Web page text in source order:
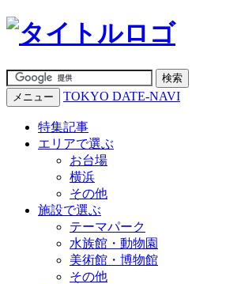
メニュー TOKYO DATE-NAVI
特集記事
エリアで選ぶ
お台場
横浜
その他
施設で選ぶ
テーマパーク
水族館・動物園
美術館・博物館
その他